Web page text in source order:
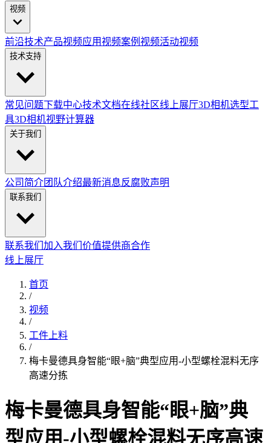
视频
前沿技术产品视频应用视频案例视频活动视频
技术支持
常见问题下载中心技术文档在线社区线上展厅3D相机选型工
具3D相机视野计算器
关于我们
公司简介团队介绍最新消息反腐败声明
联系我们
联系我们 加入我们 价值提供商合作
线上展厅
首页
/
视频
/
工件上料
/
梅卡曼德具身智能“眼+脑”典型应用-小型螺栓混料无序
高速分拣
梅卡曼德具身智能“眼+脑”典
型应用-小型螺栓混料无序高速